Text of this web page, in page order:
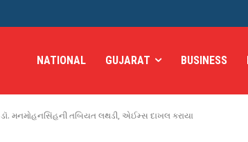
NATIONAL GUJARAT BUSINESS
ડૉ. મનમોહનસિંહની તબિયત લથડી, એઈમ્સ દાખલ કરાયા